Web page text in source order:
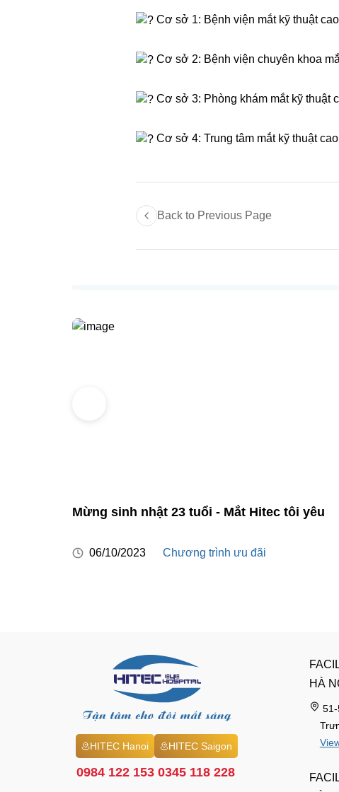
Cơ sở 1: Bệnh viện mắt kỹ thuật
Cơ sở 2: Bệnh viện chuyên khoa
Cơ sở 3: Phòng khám mắt kỹ thuật
Cơ sở 4: Trung tâm mắt kỹ thuật
Back to Previous Page
Mừng sinh nhật 23 tuổi - Mắt Hitec tôi yêu
06/10/2023 Chương trình ưu đãi
HITEC Hanoi
0984 122 153
HITEC Saigon
0345 118 228
HÀ